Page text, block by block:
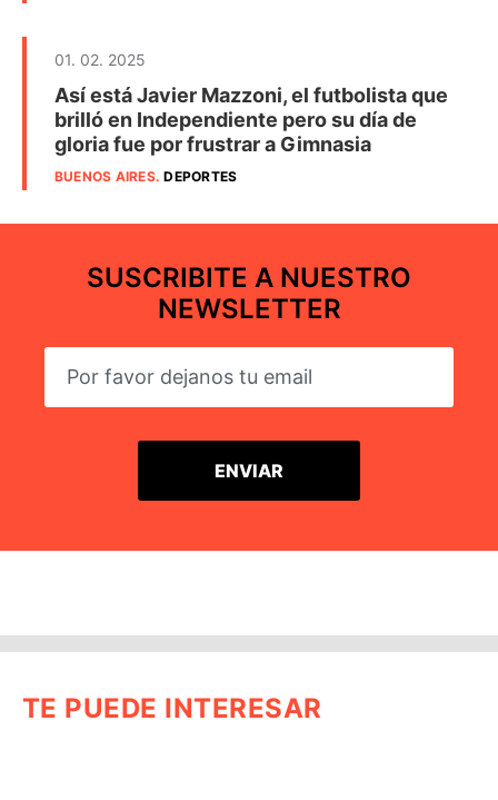
01. 02. 2025
Así está Javier Mazzoni, el futbolista que
brilló en Independiente pero su día de
gloria fue por frustrar a Gimnasia
BUENOS AIRES.DEPORTES
SUSCRIBITE A NUESTRO
NEWSLETTER
TE PUEDE INTERESAR